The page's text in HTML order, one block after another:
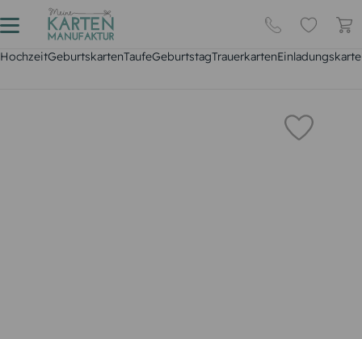
HochzeitGeburtskartenTaufeGeburtstagTrauerkarten